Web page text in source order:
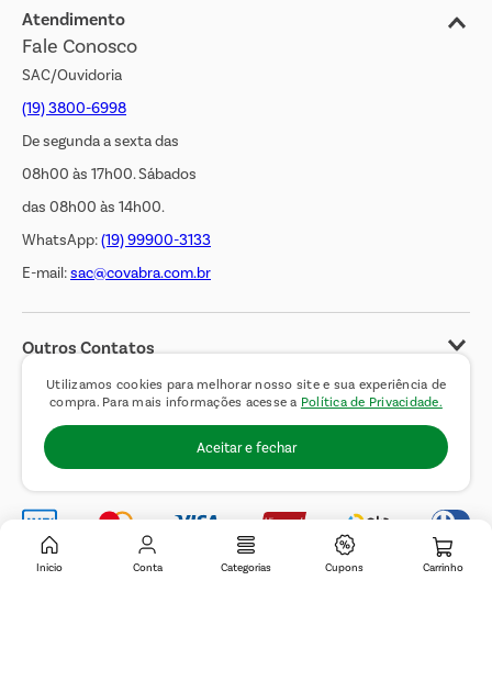
Utilizamos cookies para melhorar nosso site e sua experiência de
compra. Para mais informações acesse a Política de Privacidade.
Aceitar e fechar
Inicio Conta Categorias Cupons
Jornal de Ofertas
Transparência Salarial
Atendimento
Fale Conosco
SAC/Ouvidoria
(19) 3800-6998
De segunda a sexta das
08h00 às 17h00. Sábados
das 08h00 às 14h00.
WhatsApp:(19) 99900-3133
E-mail:sac@covabra.com.br
Outros Contatos
Negócios Imobiliários
Trabalhe Conosco